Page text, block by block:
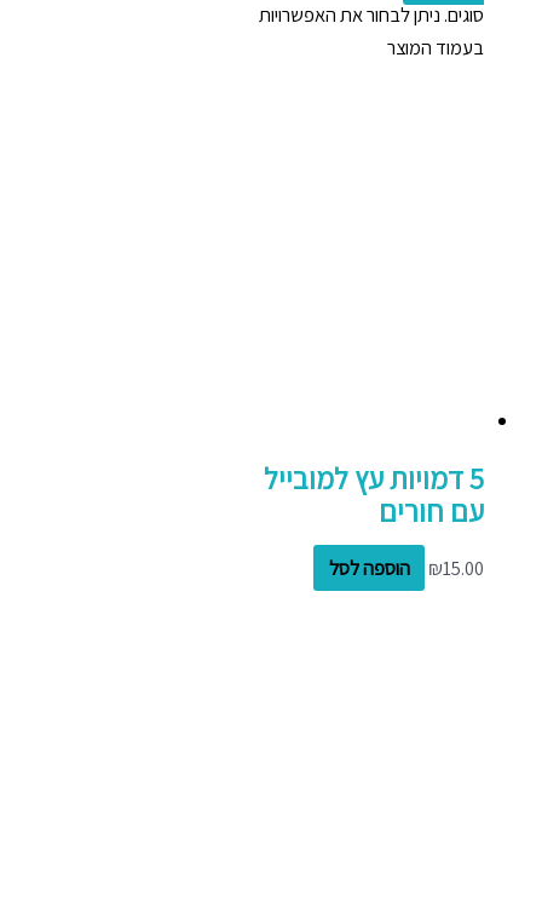
סוגים. ניתן לבחור את האפשרויות
בעמוד המוצר
5 דמויות עץ למובייל
עם חורים
₪15.00 הוספה לסל